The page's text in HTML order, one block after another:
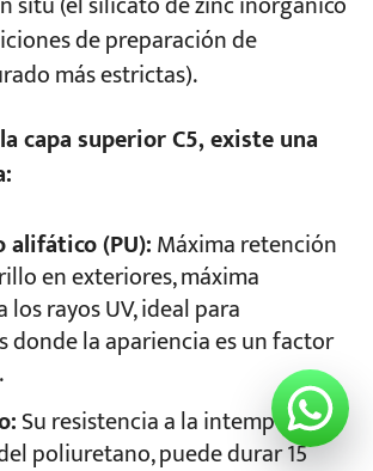
de preparación de
más estrictas).
capa superior C5, existe una
alifático (PU):Máxima retención
en exteriores, máxima
los rayos UV, ideal para
donde la apariencia es un factor
Su resistencia a la intemperie
poliuretano, puede durar 15